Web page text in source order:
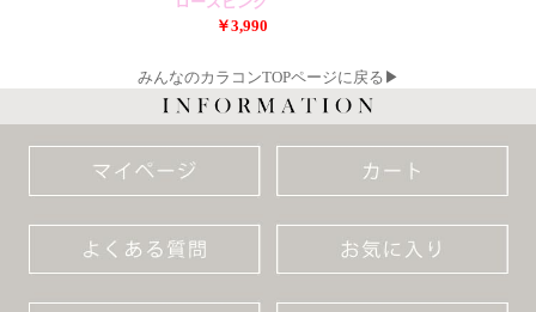
￥3,990
みんなのカラコンTOPページに戻る▶